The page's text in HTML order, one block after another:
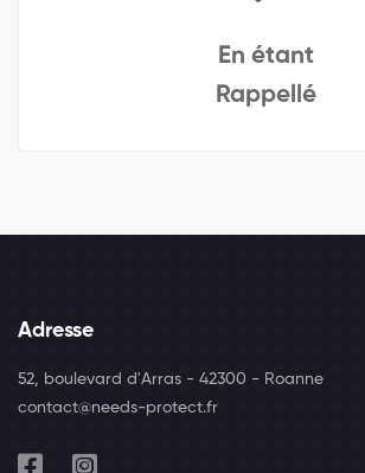
En étant
Rappellé
Adresse
52, boulevard d'Arras - 42300 - Roanne
contact@needs-protect.fr